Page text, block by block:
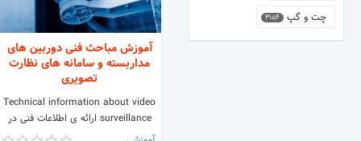
آموزش مباحث فنی دوربین های
مداربسته و سامانه های نظارت
تصویری
Technical information about video
surveillance ارائه ی اطلاعات فنی در
زمینه ی سامانه های نظارت تصویری
چت و گپ 3154